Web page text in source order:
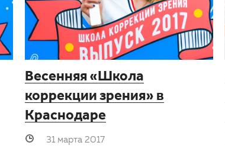
Весенняя «Школа
коррекции зрения» в
Краснодаре
31 марта 2017